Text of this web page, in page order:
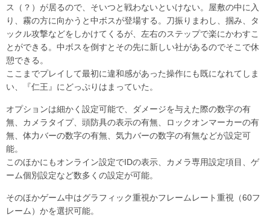
ス（？）が居るので、そいつと戦わないといけない。屋敷の中に入
り、霧の方に向かうと中ボスが登場する。刀振りまわし、掴み、タ
ックル攻撃などをしかけてくるが、左右のステップで楽にかわすこ
とができる。中ボスを倒すとその先に新しい社があるのでそこで休
憩できる。
ここまでプレイして最初に違和感があった操作にも既になれてしま
い、『仁王』にどっぷりはまっていた。
オプションは細かく設定可能で、ダメージを与えた際の数字の有
無、カメラタイプ、頭防具の表示の有無、ロックオンマーカーの有
無、体力バーの数字の有無、気力バーの数字の有無などが設定可
能。
このほかにもオンライン設定でIDの表示、カメラ専用設定項目、ゲ
ーム個別設定など数多くの設定が可能。
そのほかゲーム中はグラフィック重視かフレームレート重視（60フ
レーム）かを選択可能。